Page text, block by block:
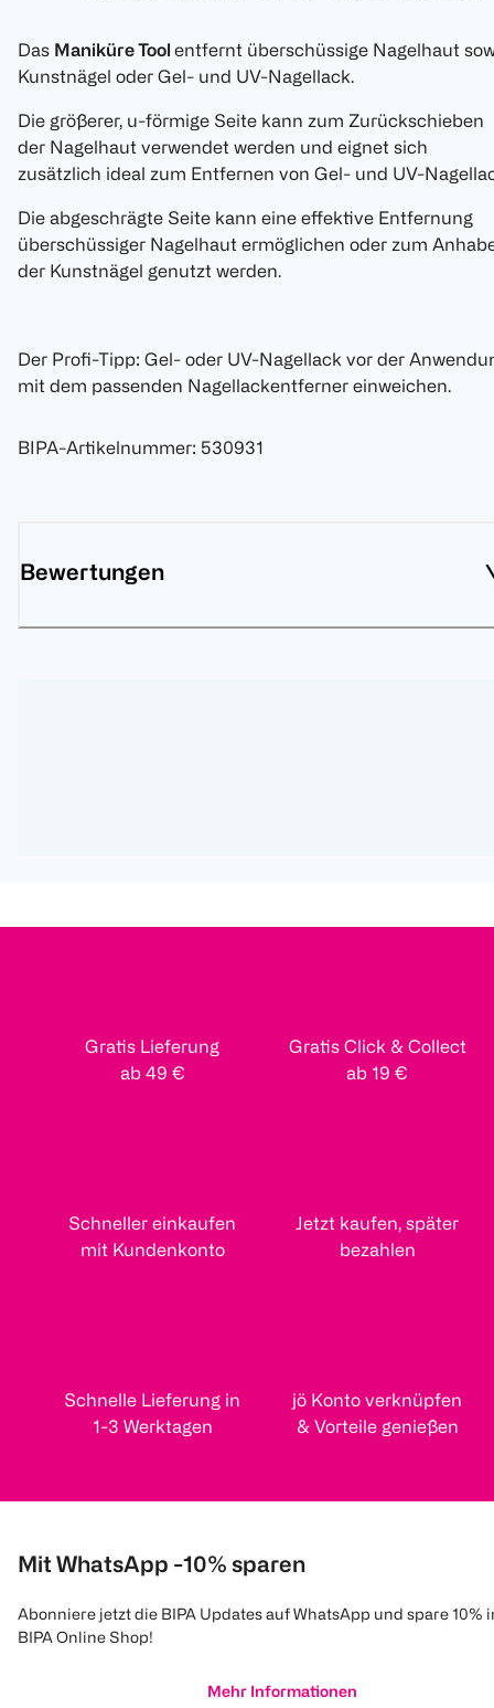
Das Maniküre Tool entfernt überschüssige Nagelhaut
Kunstnägel oder Gel- und UV-Nagellack.
Die größerer, u-förmige Seite kann zum Zurückschieben
der Nagelhaut verwendet werden und eignet sich
zusätzlich ideal zum Entfernen von Gel- und UV-
Die abgeschrägte Seite kann eine effektive Entfernung
überschüssiger Nagelhaut ermöglichen oder zum
der Kunstnägel genutzt werden.
Der Profi-Tipp: Gel- oder UV-Nagellack vor der
mit dem passenden Nagellackentferner einweichen.
BIPA-Artikelnummer: 530931
Bewertungen
Gratis Lieferung
ab 49 €
Gratis Click & Collect
ab 19 €
Schneller einkaufen
mit Kundenkonto
Jetzt kaufen, später
bezahlen
Schnelle Lieferung in
1-3 Werktagen
jö Konto verknüpfen
& Vorteile genießen
Mit WhatsApp -10% sparen
Abonniere jetzt die BIPA Updates auf WhatsApp und spare 10%
BIPA Online Shop!
Mehr Informationen